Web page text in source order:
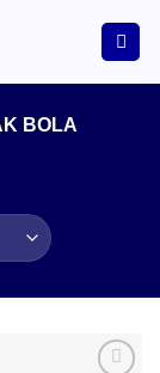
BOLA